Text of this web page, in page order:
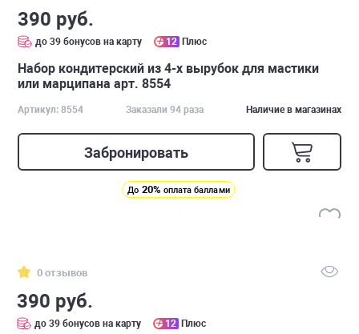
390 руб.
до 39 бонусов на карту 12 Плюс
Набор кондитерский из 4-х вырубок для мастики
или марципана арт. 8554
Артикул: 8554 Заказали 94 раза Наличие в магазинах
Забронировать
До 20% оплата баллами
0 отзывов
390 руб.
до 39 бонусов на карту 12 Плюс